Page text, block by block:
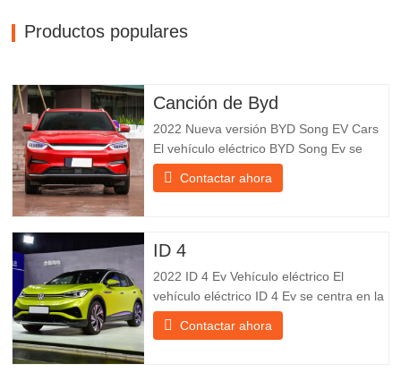
Productos populares
Canción de Byd
2022 Nueva versión BYD Song EV Cars
El vehículo eléctrico BYD Song Ev se
centra en la experiencia del cliente y el
desarrollo de productos para satisfacer la
populares. BYD Song Ev Electric Vehicle
Contactar ahora
ID 4
2022 ID 4 Ev Vehículo eléctrico El
vehículo eléctrico ID 4 Ev se centra en la
experiencia del cliente y el desarrollo de
productos para satisfacer la demanda del
Contactar ahora